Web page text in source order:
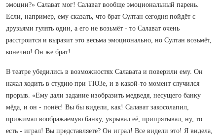
эмоции?» Салават мог! Салават вообще эмоциональный парень.
Если, например, ему сказать, что брат Султан сегодня пойдёт с
друзьями гулять один, а его не возьмёт - то Салават очень
расстроится и выразит это весьма эмоционально, но Султан возьмёт,
конечно! Он же брат!
В театре убедились в возможностях Салавата и поверили ему. Он
начал ходить в студию при ТЮЗе, и в какой-то момент случился
прорыв. «Ему дали задание изобразить медведя, несущего банку
мёда, и он - понёс! Вы бы видели, как! Салават закосолапил,
прижимал воображаемую банку, укрывал её, припрятывал, ну, то
есть - играл! Вы представляете? Он играл! Все видели это! Я видела,